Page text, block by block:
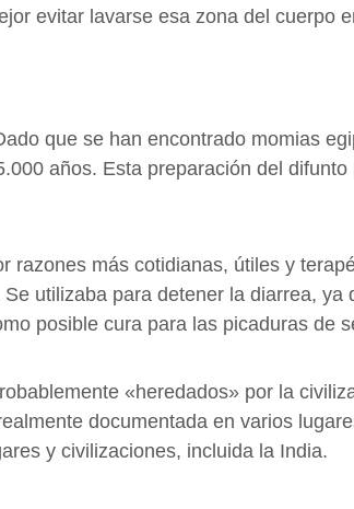
evitar lavarse esa zona del cuerpo
que se han encontrado momias
años. Esta preparación del
razones más cotidianas, útiles y
utilizaba para detener la diarrea,
posible cura para las picaduras de
«heredados» por la
documentada en varios
y civilizaciones, incluida la India.